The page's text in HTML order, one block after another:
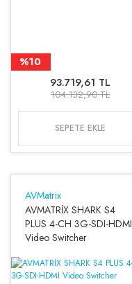
%10
93.719,61 TL
104.132,90 TL
SEPETE EKLE
AVMatrix
AVMATRİX SHARK S4
PLUS 4-CH 3G-SDI-HDMI
Video Switcher